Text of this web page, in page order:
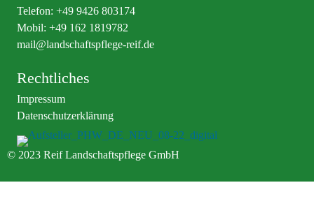
Telefon: +49 9426 803174
Mobil: +49 162 1819782
mail@landschaftspflege-reif.de
Rechtliches
Impressum
Datenschutzerklärung
© 2023 Reif Landschaftspflege GmbH